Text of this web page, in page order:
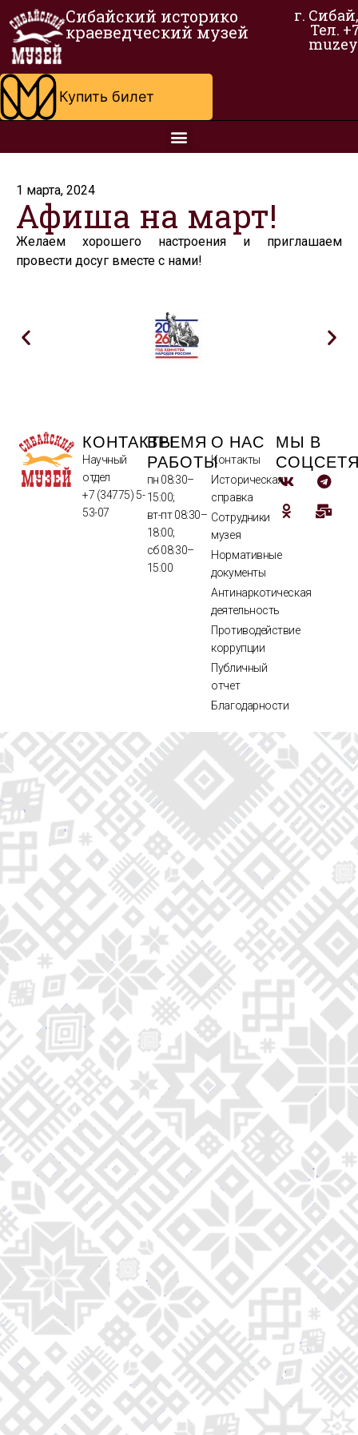
Сибайский историко
краеведческий музей
г.
Тел.
Купить билет
1 марта, 2024
Афиша на март!
Желаем хорошего настроения и приглашаем
провести досуг вместе с нами!
КОНТАКТЫ
Научный
отдел
+7 (34775) 5-
53-07
ВРЕМЯ
РАБОТЫ
пн 08:30–
15:00;
вт-пт 08:30–
18:00;
сб 08:30–
15:00
О НАС
Контакты
Историческая
справка
Сотрудники
музея
Нормативные
документы
Антинаркотическая
деятельность
Противодействие
коррупции
Публичный
отчет
Благодарности
МЫ В